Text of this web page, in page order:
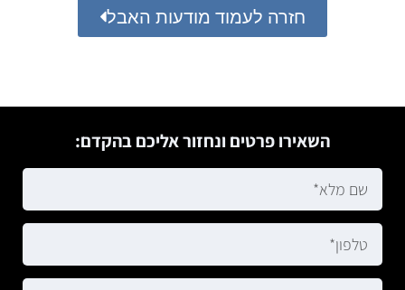
חזרה לעמוד מודעות האבל
השאירו פרטים ונחזור אליכם בהקדם: